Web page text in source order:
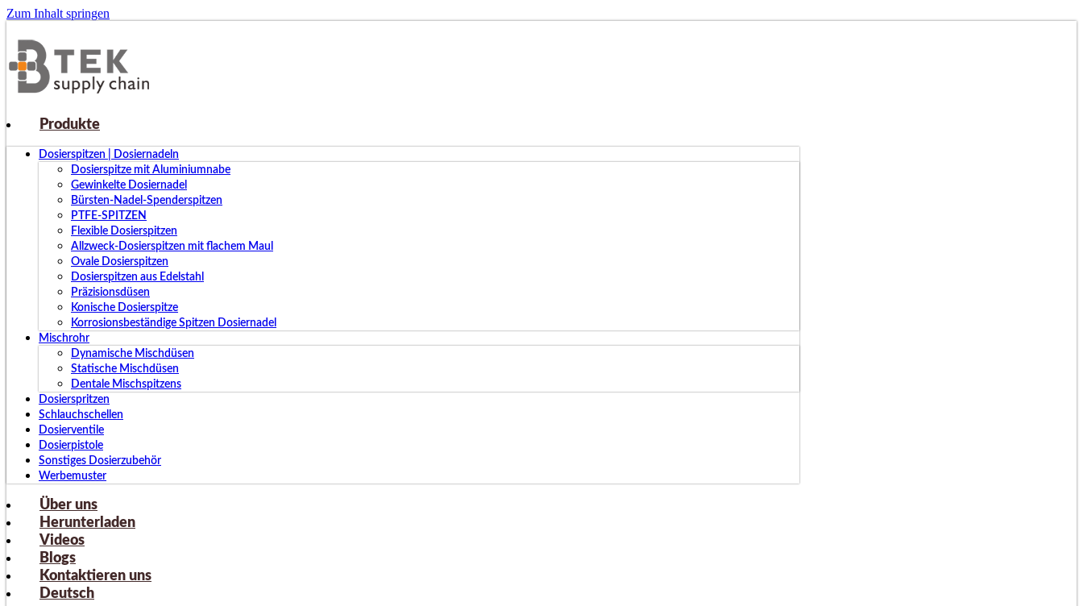
Zum Inhalt springen
Produkte
Dosierspitzen | Dosiernadeln
Dosierspitze mit Aluminiumnabe
Gewinkelte Dosiernadel
Bürsten-Nadel-Spenderspitzen
PTFE-SPITZEN
Flexible Dosierspitzen
Allzweck-Dosierspitzen mit flachem Maul
Ovale Dosierspitzen
Dosierspitzen aus Edelstahl
Präzisionsdüsen
Konische Dosierspitze
Korrosionsbeständige Spitzen Dosiernadel
Mischrohr
Dynamische Mischdüsen
Statische Mischdüsen
Dentale Mischspitzens
Dosierspritzen
Schlauchschellen
Dosierventile
Dosierpistole
Sonstiges Dosierzubehör
Werbemuster
Über uns
Herunterladen
Videos
Blogs
Kontaktieren uns
Deutsch